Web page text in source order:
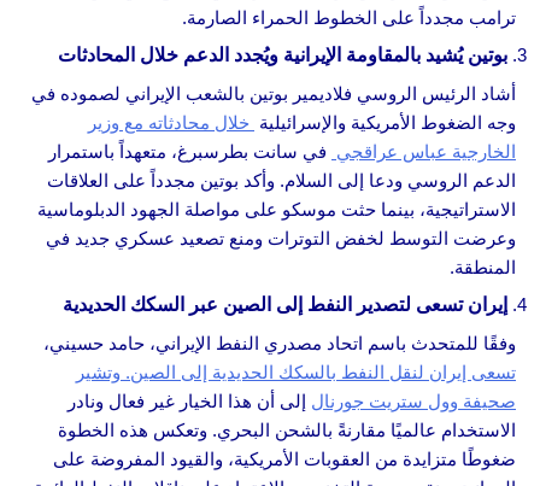
ترامب مجدداً على الخطوط الحمراء الصارمة.
بوتين يُشيد بالمقاومة الإيرانية ويُجدد الدعم خلال المحادثات
أشاد الرئيس الروسي فلاديمير بوتين بالشعب الإيراني لصموده في
وجه الضغوط الأمريكية والإسرائيلية خلال محادثاته مع وزير
الخارجية عباس عراقجي في سانت بطرسبرغ، متعهداً باستمرار
الدعم الروسي ودعا إلى السلام. وأكد بوتين مجدداً على العلاقات
الاستراتيجية، بينما حثت موسكو على مواصلة الجهود الدبلوماسية
وعرضت التوسط لخفض التوترات ومنع تصعيد عسكري جديد في
المنطقة.
إيران تسعى لتصدير النفط إلى الصين عبر السكك الحديدية
وفقًا للمتحدث باسم اتحاد مصدري النفط الإيراني، حامد حسيني،
تسعى إيران لنقل النفط بالسكك الحديدية إلى الصين. وتشير
صحيفة وول ستريت جورنال إلى أن هذا الخيار غير فعال ونادر
الاستخدام عالميًا مقارنةً بالشحن البحري. وتعكس هذه الخطوة
ضغوطًا متزايدة من العقوبات الأمريكية، والقيود المفروضة على